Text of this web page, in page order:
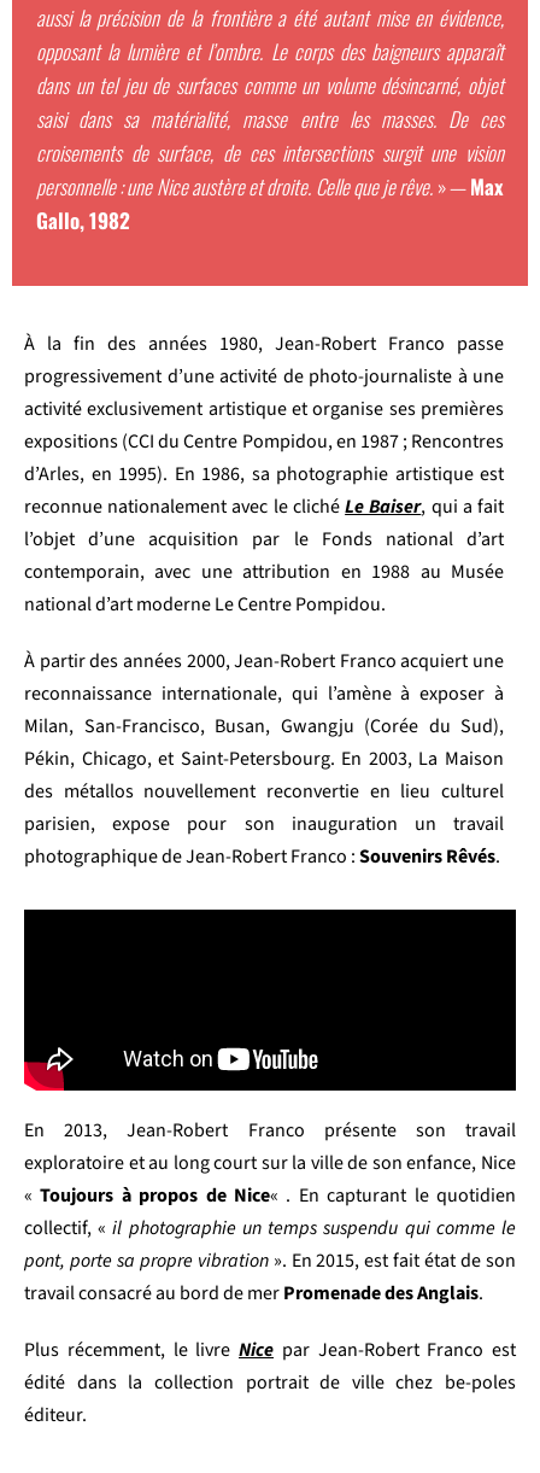
aussi la précision de la frontière a été autant mise en évidence,
opposant la lumière et l’ombre. Le corps des baigneurs apparaît
dans un tel jeu de surfaces comme un volume désincarné, objet
saisi dans sa matérialité, masse entre les masses. De ces
croisements de surface, de ces intersections surgit une vision
personnelle : une Nice austère et droite. Celle que je rêve. » —Max
Gallo, 1982
À la fin des années 1980, Jean-Robert Franco passe
progressivement d’une activité de photo-journaliste à une
activité exclusivement artistique et organise ses premières
expositions (CCI du Centre Pompidou, en 1987 ; Rencontres
d’Arles, en 1995). En 1986, sa photographie artistique est
reconnue nationalement avec le clichéLe Baiser, qui a fait
l’objet d’une acquisition par le Fonds national d’art
contemporain, avec une attribution en 1988 au Musée
national d’art moderne Le Centre Pompidou.
À partir des années 2000, Jean-Robert Franco acquiert une
reconnaissance internationale, qui l’amène à exposer à
Milan, San-Francisco, Busan, Gwangju (Corée du Sud),
Pékin, Chicago, et Saint-Petersbourg. En 2003, La Maison
des métallos nouvellement reconvertie en lieu culturel
parisien, expose pour son inauguration un travail
photographique de Jean-Robert Franco :Souvenirs Rêvés.
En 2013, Jean-Robert Franco présente son travail
exploratoire et au long court sur la ville de son enfance, Nice
«Toujours à propos de Nice« . En capturant le quotidien
collectif, «il photographie un temps suspendu qui comme le
pont, porte sa propre vibration». En 2015, est fait état de son
travail consacré au bord de merPromenade des Anglais.
Plus récemment, le livre Nice par Jean-Robert Franco est
édité dans la collection portrait de ville chez be-poles
éditeur.